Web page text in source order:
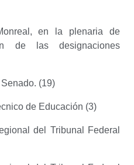
en la plenaria de
de las designaciones
(19)
de Educación (3)
del Tribunal Federal